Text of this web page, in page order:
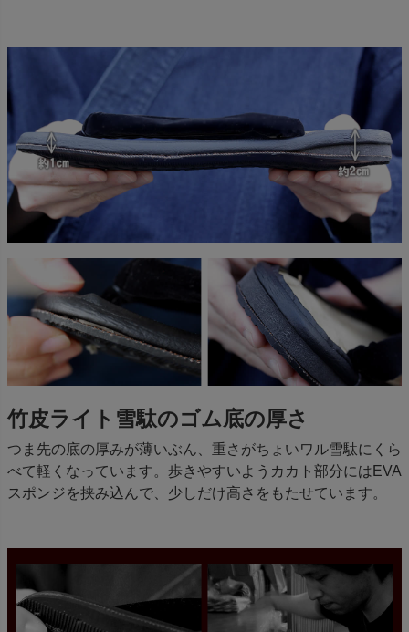
竹皮ライト雪駄のゴム底の厚さ
つま先の底の厚みが薄いぶん、重さがちょいワル雪駄にくら
べて軽くなっています。歩きやすいようカカト部分にはEVA
スポンジを挟み込んで、少しだけ高さをもたせています。